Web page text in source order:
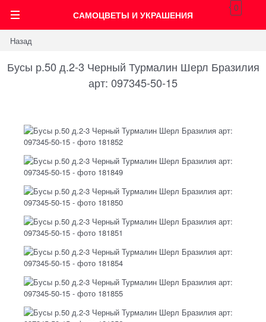
САМОЦВЕТЫ И УКРАШЕНИЯ
0
Назад
Бусы р.50 д.2-3 Черный Турмалин Шерл Бразилия
арт: 097345-50-15